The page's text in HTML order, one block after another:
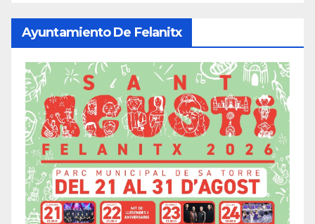
Ayuntamiento De Felanitx